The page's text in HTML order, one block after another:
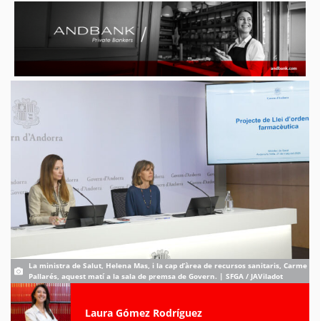
La ministra de Salut, Helena Mas, i la cap d’àrea de recursos sanitaris, Carme
Pallarés, aquest matí a la sala de premsa de Govern. | SFGA / JAViladot
Laura Gómez Rodríguez